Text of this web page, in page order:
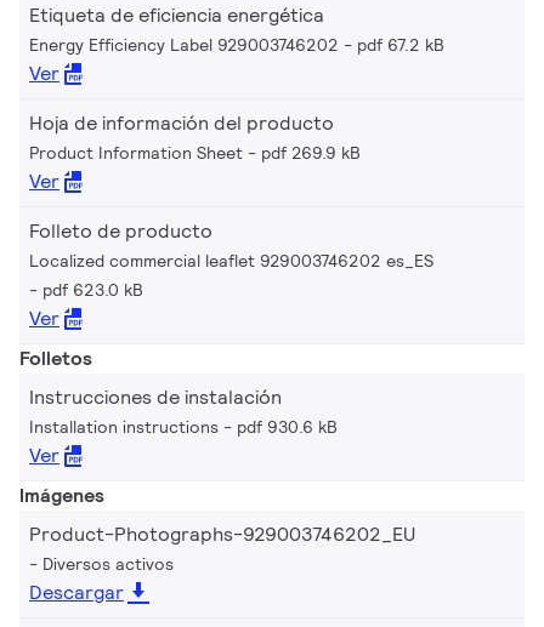
Etiqueta de eficiencia energética
Energy Efficiency Label 929003746202 pdf 67.2 kB
Ver
Hoja de información del producto
Product Information Sheet pdf 269.9 kB
Ver
Folleto de producto
Localized commercial leaflet 929003746202 es_ES
pdf 623.0 kB
Ver
Folletos
Instrucciones de instalación
Installation instructions pdf 930.6 kB
Ver
Imágenes
Product-Photographs-929003746202_EU
Diversos activos
Descargar